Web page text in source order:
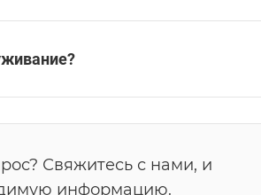
Свяжитесь с нами, и
информацию.